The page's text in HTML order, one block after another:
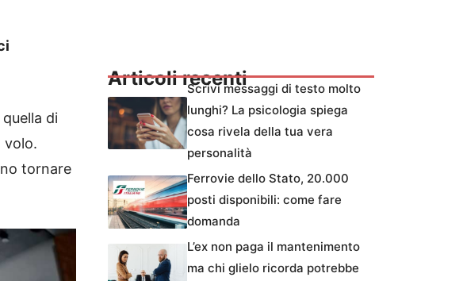
di
volo.
tornare
Articoli recentiScrivi messaggi di testo molto
lunghi? La psicologia spiega
cosa rivela della tua vera
personalità
Ferrovie dello Stato, 20.000
posti disponibili: come fare
domanda
L’ex non paga il mantenimento
ma chi glielo ricorda potrebbe